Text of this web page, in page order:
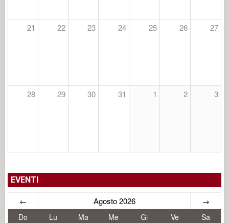
21 22 23 24 25 26 27
28 29 30 31 1 2 3
EVENTI
← Agosto 2026 →
Do Lu Ma Me Gi Ve
Sa